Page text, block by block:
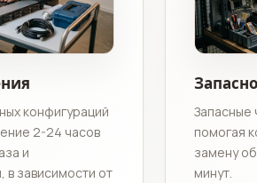
конфигураций
2-24 часов
и
в зависимости от
Запасные
помогая
замену
минут.